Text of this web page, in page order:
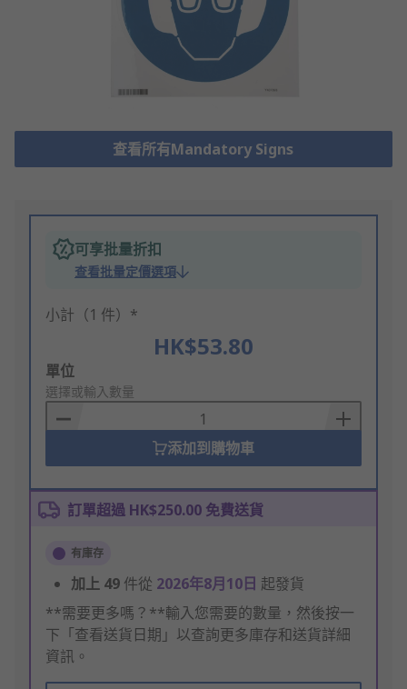
查看所有Mandatory Signs
可享批量折扣
查看批量定價選項
小計（1 件）*
HK$53.80
Add
to
Basket
單位
選擇或輸入數量
添加到購物車
訂單超過 HK$250.00 免費送貨
有庫存
加上 49 件從 2026年8月10日 起發貨
**需要更多嗎？**輸入您需要的數量，然後按一
下「查看送貨日期」以查詢更多庫存和送貨詳細
資訊。